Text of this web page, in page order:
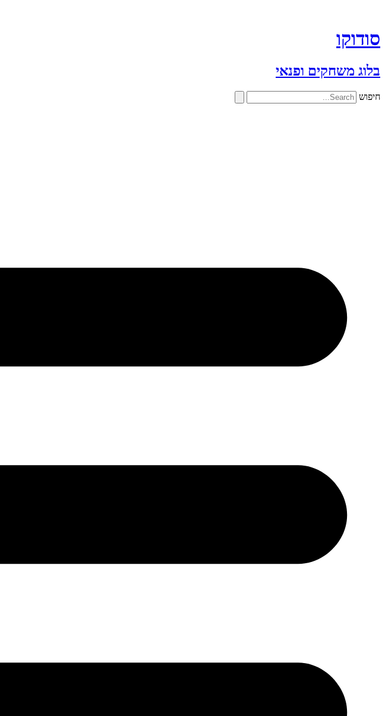
סודוקו
בלוג משחקים ופנאי
חיפוש